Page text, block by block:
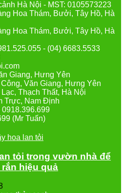
Hà Nội - MST: 0105573223
Hoa Thám, Bưởi, Tây Hồ, Hà
Hoa Thám, Bưởi, Tây Hồ, Hà
- (04) 6683.5533
Giang, Hưng Yên
Văn Giang, Hưng Yên
Thạch Thất, Hà Nội
Trực, Nam Định
0918.396.699
(Mr Tuấn)
tỏi trong vườn nhà để
hiệu quả